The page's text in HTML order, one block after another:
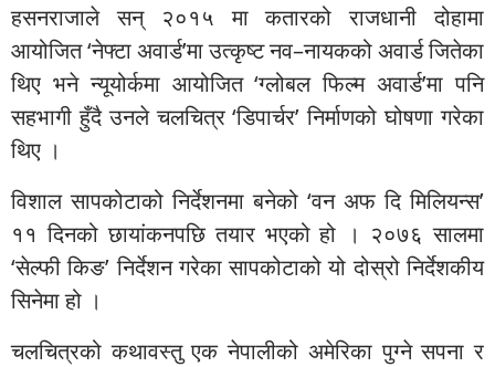
हसनराजाले सन् २०१५ मा कतारको राजधानी दोहामा
आयोजित ‘नेफ्टा अवार्ड’मा उत्कृष्ट नव–नायकको अवार्ड जितेका
थिए भने न्यूयोर्कमा आयोजित ‘ग्लोबल फिल्म अवार्ड’मा पनि
सहभागी हुँदै उनले चलचित्र ‘डिपार्चर’ निर्माणको घोषणा गरेका
थिए ।
विशाल सापकोटाको निर्देशनमा बनेको ‘वन अफ दि मिलियन्स’
११ दिनको छायांकनपछि तयार भएको हो । २०७६ सालमा
‘सेल्फी किङ’ निर्देशन गरेका सापकोटाको यो दोस्रो निर्देशकीय
सिनेमा हो ।
चलचित्रको कथावस्तु एक नेपालीको अमेरिका पुग्ने सपना र